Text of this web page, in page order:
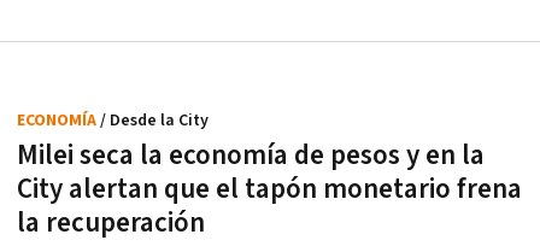
Milei seca la economía de pesos y en la
City alertan que el tapón monetario frena
la recuperación
ECONOMÍA/ Desde la City